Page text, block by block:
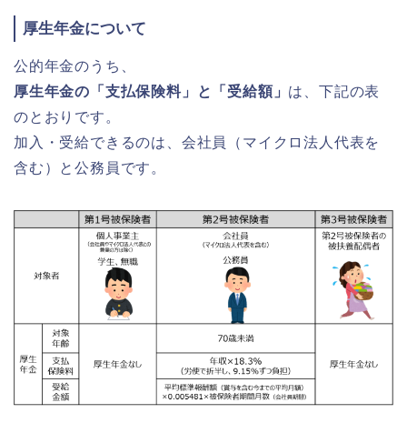
厚生年金について
公的年金のうち、
厚生年金の「支払保険料」と「受給額」 は、下記の表
のとおりです。
加入・受給できるのは、会社員（マイクロ法人代表を
含む）と公務員です。